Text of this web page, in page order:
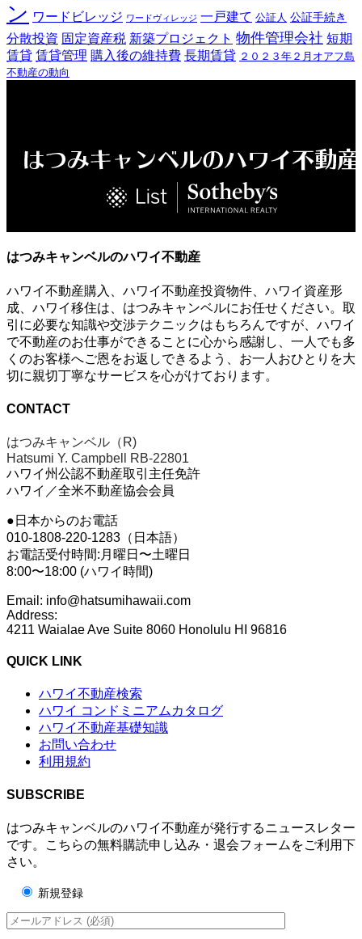
ン ワードビレッジ ワードヴィレッジ 一戸建て 公証人 公証手続き
分散投資 固定資産税 新築プロジェクト 物件管理会社 短期
賃貸 賃貸管理 購入後の維持費 長期賃貸 ２０２３年２月オアフ島
不動産の動向
はつみキャンベルのハワイ不動産
ハワイ不動産購入、ハワイ不動産投資物件、ハワイ資産形
成、ハワイ移住は、はつみキャンベルにお任せください。取
引に必要な知識や交渉テクニックはもちろんですが、ハワイ
で不動産のお仕事ができることに心から感謝し、一人でも多
くのお客様へご恩をお返しできるよう、お一人おひとりを大
切に親切丁寧なサービスを心がけております。
CONTACT
はつみキャンベル（R)
Hatsumi Y. Campbell RB-22801
ハワイ州公認不動産取引主任免許
ハワイ／全米不動産協会会員
●日本からのお電話
010-1808-220-1283（日本語）
お電話受付時間:月曜日〜土曜日
8:00〜18:00 (ハワイ時間)
Email: info@hatsumihawaii.com
Address:
4211 Waialae Ave Suite 8060 Honolulu HI 96816
QUICK LINK
ハワイ不動産検索
ハワイ コンドミニアムカタログ
ハワイ不動産基礎知識
お問い合わせ
利用規約
SUBSCRIBE
はつみキャンベルのハワイ不動産が発行するニュースレター
です。こちらの無料購読申し込み・退会フォームをご利用下
さい。
新規登録